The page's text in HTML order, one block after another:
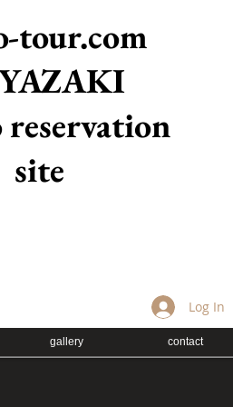
tour.com
site
gallery contact
Log In